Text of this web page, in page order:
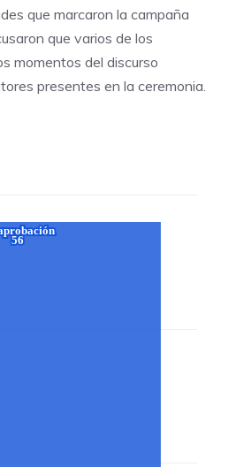
que marcaron la campaña
que varios de los
momentos del discurso
presentes en la ceremonia.